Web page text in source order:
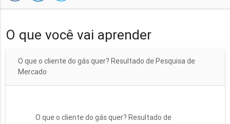
O que você vai aprender
O que o cliente do gás quer? Resultado de Pesquisa de
Mercado
O que o cliente do gás quer? Resultado de